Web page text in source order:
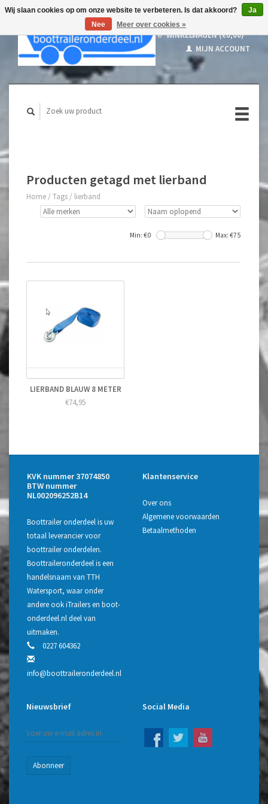
WINKELWAGEN (€0,00)
MIJN ACCOUNT
Producten getagd met lierband
Home / Tags / lierband
Min: €0 Max: €75
LIERBAND BLAUW 8 METER
€74,95
KVK nummer 37074850
BTW nummer
NL002096252B14
Boottrailer onderdeel is uw
totaal leverancier voor
boottrailer onderdelen.
Boottraileronderdeel is een
handelsnaam van TTH
Watersport, waar onder
andere ook iTrailers en boot-
onderdeel.nl deel van
uitmaken.
0227 604362
info@boottraileronderdeel.nl
Klantenservice
Over ons
Algemene voorwaarden
Betaalmethoden
Nieuwsbrief
Abonneer
Social Media
Wij slaan cookies op om onze website te verbeteren. Is dat akkoord?
Ja
Nee
Meer over cookies »